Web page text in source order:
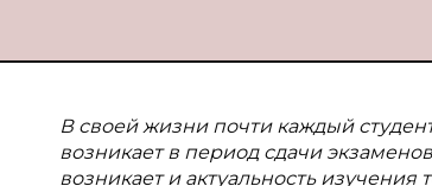
В своей жизни почти каждый
возникает в период сдачи
возникает и актуальность